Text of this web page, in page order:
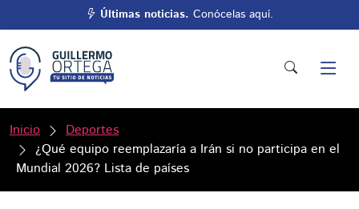
Últimas noticias. Conócelas aquí.
Inicio
Deportes
¿Qué equipo reemplazaría a Irán si no participa en el
Mundial 2026? Lista de países